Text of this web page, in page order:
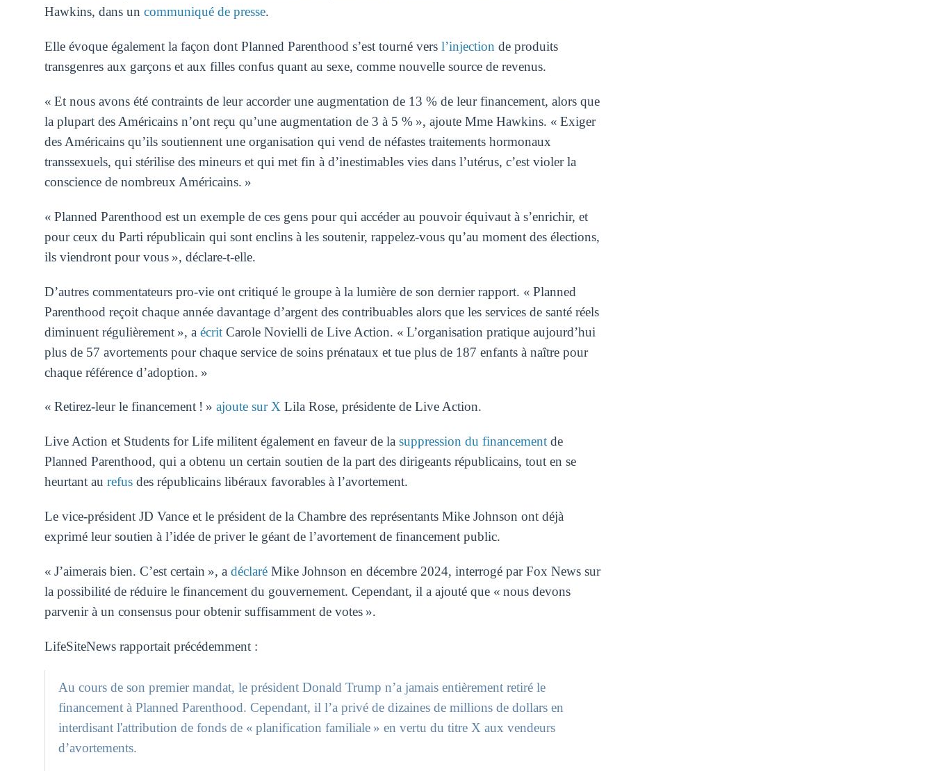
Hawkins, dans un communiqué de presse.
Elle évoque également la façon dont Planned Parenthood s’est tourné vers l’injection de produits
transgenres aux garçons et aux filles confus quant au sexe, comme nouvelle source de revenus.
« Et nous avons été contraints de leur accorder une augmentation de 13 % de leur financement, alors que
la plupart des Américains n’ont reçu qu’une augmentation de 3 à 5 % », ajoute Mme Hawkins. « Exiger
des Américains qu’ils soutiennent une organisation qui vend de néfastes traitements hormonaux
transsexuels, qui stérilise des mineurs et qui met fin à d’inestimables vies dans l’utérus, c’est violer la
conscience de nombreux Américains. »
« Planned Parenthood est un exemple de ces gens pour qui accéder au pouvoir équivaut à s’enrichir, et
pour ceux du Parti républicain qui sont enclins à les soutenir, rappelez-vous qu’au moment des élections,
ils viendront pour vous », déclare-t-elle.
D’autres commentateurs pro-vie ont critiqué le groupe à la lumière de son dernier rapport. « Planned
Parenthood reçoit chaque année davantage d’argent des contribuables alors que les services de santé réels
diminuent régulièrement », a écritCarole Novielli de Live Action. « L’organisation pratique aujourd’hui
plus de 57 avortements pour chaque service de soins prénataux et tue plus de 187 enfants à naître pour
chaque référence d’adoption. »
« Retirez-leur le financement ! » ajoute sur XLila Rose, présidente de Live Action.
Live Action et Students for Life militent également en faveur de la suppression du financementde
Planned Parenthood, qui a obtenu un certain soutien de la part des dirigeants républicains, tout en se
heurtant au refusdes républicains libéraux favorables à l’avortement.
Le vice-président JD Vance et le président de la Chambre des représentants Mike Johnson ont déjà
exprimé leur soutien à l’idée de priver le géant de l’avortement de financement public.
« J’aimerais bien. C’est certain », a déclaréMike Johnson en décembre 2024, interrogé par Fox News sur
la possibilité de réduire le financement du gouvernement. Cependant, il a ajouté que « nous devons
parvenir à un consensus pour obtenir suffisamment de votes ».
LifeSiteNews rapportait précédemment :
Au cours de son premier mandat, le président Donald Trump n’a jamais entièrement retiré le
financement à Planned Parenthood. Cependant, il l’a privé de dizaines de millions de dollars en
interdisant l'attribution de fonds de « planification familiale » en vertu du titre X aux vendeurs
d’avortements.